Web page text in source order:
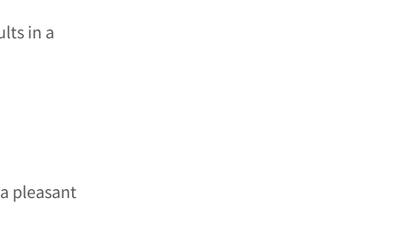
in a
pleasant